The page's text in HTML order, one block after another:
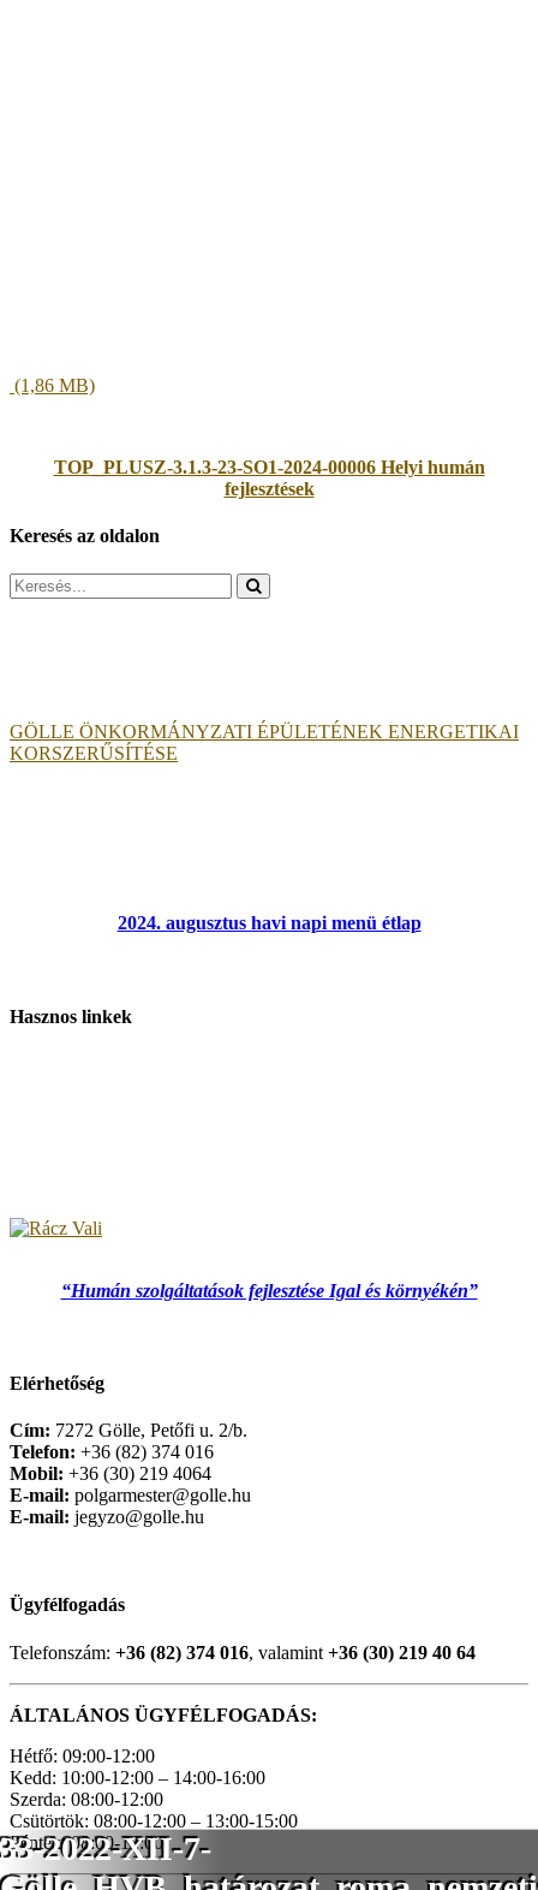
33-2022-XII-7-
TOP_PLUSZ-3.1.3-23-SO1-2024-00006 Helyi humán
fejlesztések
Keresés az oldalon
Search
for:
GÖLLE ÖNKORMÁNYZATI ÉPÜLETÉNEK ENERGETIKAI
KORSZERŰSÍTÉSE
2024. augusztus havi napi menü étlap
Hasznos linkek
“Humán szolgáltatások fejlesztése Igal és környékén”
Elérhetőség
Cím: 7272 Gölle, Petőfi u. 2/b.
Telefon: +36 (82) 374 016
Mobil: +36 (30) 219 4064
E-mail: polgarmester@golle.hu
E-mail: jegyzo@golle.hu
Ügyfélfogadás
Telefonszám: +36 (82) 374 016, valamint +36 (30) 219 40 64
ÁLTALÁNOS ÜGYFÉLFOGADÁS:
Hétfő: 09:00-12:00
Kedd: 10:00-12:00 – 14:00-16:00
Szerda: 08:00-12:00
Csütörtök: 08:00-12:00 – 13:00-15:00
Péntek: 08:00-12:00